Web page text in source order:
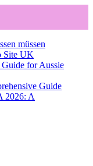
müssen
Site UK
for Aussie
Guide
2026: A